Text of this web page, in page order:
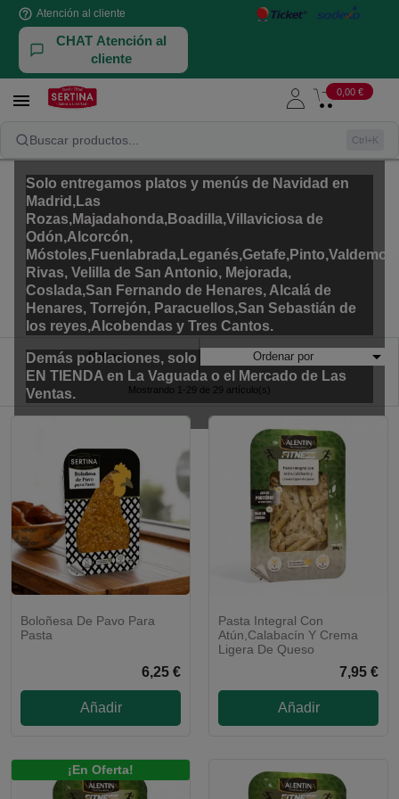
help_outline Atención al cliente
CHAT Atención al
cliente
 0,00 €
Buscar productos... Ctrl+K
PLATOS LISTOS PARA COMER PRIMEROS PLATOS
perfecta para que tengas una cena de diez sin
preocuparte por nada.
Solo entregamos platos y menús de Navidad en
Madrid,Las
Rozas,Majadahonda,Boadilla,Villaviciosa de
Odón,Alcorcón,
Rivas, Velilla de San Antonio, Mejorada,
Coslada,San Fernando de Henares, Alcalá de
Henares, Torrejón, Paracuellos,San Sebastián de
los reyes,Alcobendas y Tres Cantos.
Demás poblaciones, solo disponible RECOGIDA
EN TIENDA en La Vaguada o el Mercado de Las
Ventas.
Filtrar Ordenar por 
Mostrando 1-29 de 29 artículo(s)
CALENTAR Y LISTO
Boloñesa De Pavo Para
Pasta
6,25 €
Añadir
Pasta Integral Con
Atún,Calabacín Y Crema
Ligera De Queso
7,95 €
Añadir
¡En Oferta!